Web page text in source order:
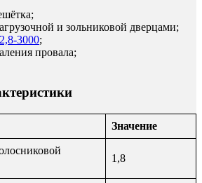
и зольниковой дверцами;
3000;
провала;
Значение
1,8